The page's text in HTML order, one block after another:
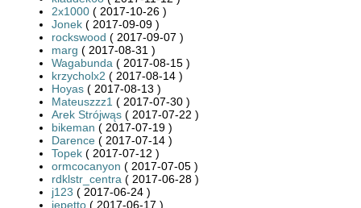
2x1000 ( 2017-10-26 )
Jonek ( 2017-09-09 )
rockswood ( 2017-09-07 )
marg ( 2017-08-31 )
Wagabunda ( 2017-08-15 )
krzycholx2 ( 2017-08-14 )
Hoyas ( 2017-08-13 )
Mateuszzz1 ( 2017-07-30 )
Arek Strójwąs ( 2017-07-22 )
bikeman ( 2017-07-19 )
Darence ( 2017-07-14 )
Topek ( 2017-07-12 )
ormcocanyon ( 2017-07-05 )
rdklstr_centra ( 2017-06-28 )
j123 ( 2017-06-24 )
jepetto ( 2017-06-17 )